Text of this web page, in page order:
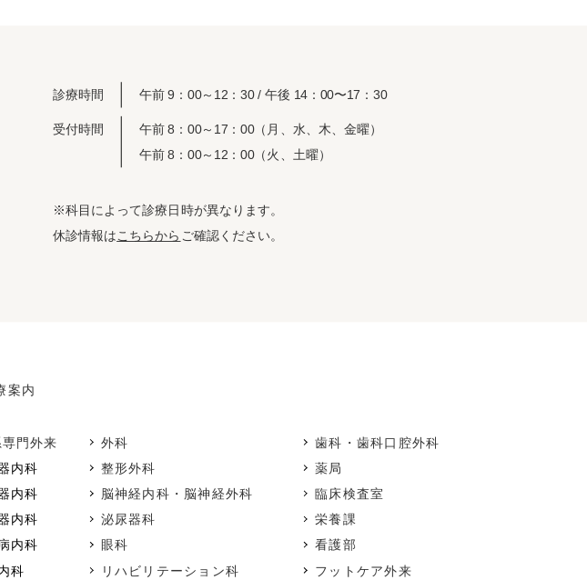
診療時間 午前 9：00～12：30 / 午後 14：00〜17：30
受付時間
午前 8：00～17：00（月、水、木、金曜）
午前 8：00～12：00（火、土曜）
※科目によって診療日時が異なります。
休診情報はこちらから ご確認ください。
案内
門外来
内科
内科
内科
内科
科
外科
整形外科
脳神経内科・脳神経外科
泌尿器科
眼科
リハビリテーション科
歯科・歯科口腔外科
薬局
臨床検査室
栄養課
看護部
フットケア外来